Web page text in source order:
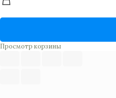
Просмотр корзины